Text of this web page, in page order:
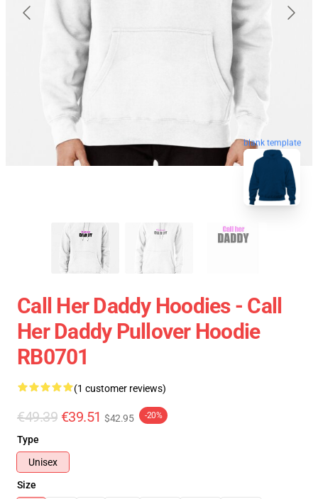
blank template
Call Her Daddy Hoodies - Call
Her Daddy Pullover Hoodie
RB0701
(1 customer reviews)
€49.39 €39.51 $42.95 -20%
Type
Unisex
Size